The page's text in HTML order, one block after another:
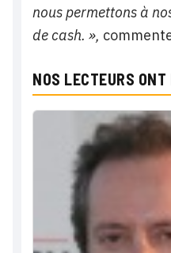
nous permettons à
de cash. »,
NOS LECTEURS